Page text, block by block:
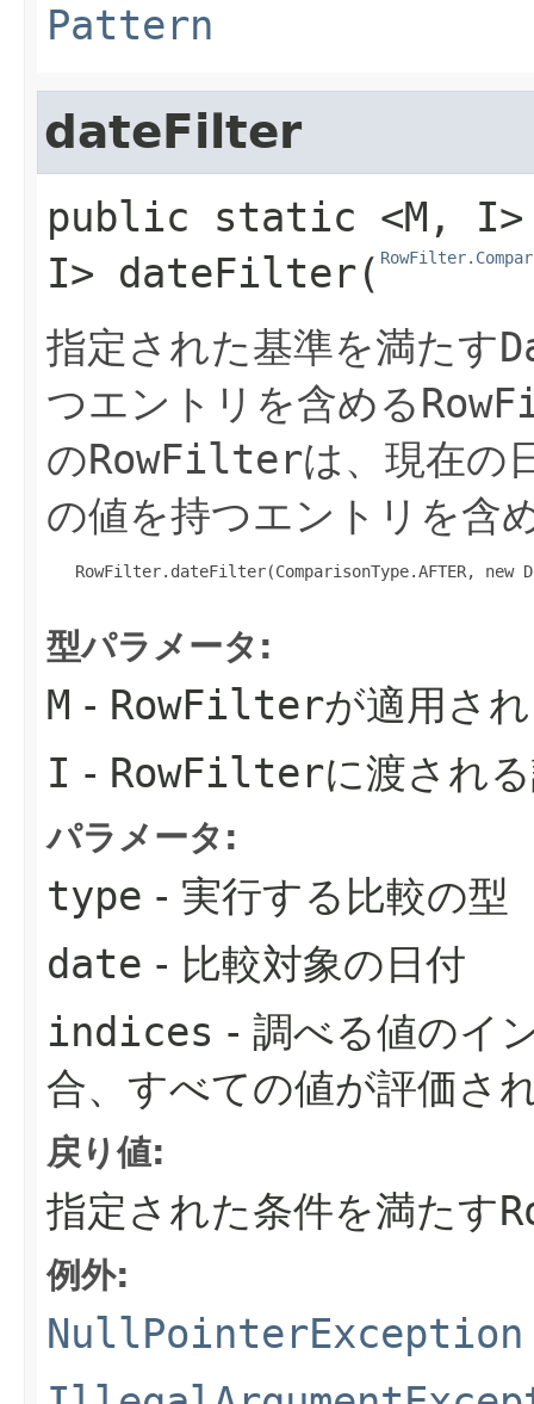
Pattern
dateFilter
public static <M,​ I>
I> dateFilter​(
指定された基準を満たす
つエントリを含める
のRowFilterは、現在の
の値を持つエントリを含
RowFilter.dateFilter(ComparisonType.AFTER, new
型パラメータ:
M - RowFilterが適用さ
I - RowFilterに渡され
パラメータ:
type - 実行する比較の型
date - 比較対象の日付
indices - 調べる値のイ
合、すべての値が評価さ
戻り値:
指定された条件を満たす
例外:
NullPointerException